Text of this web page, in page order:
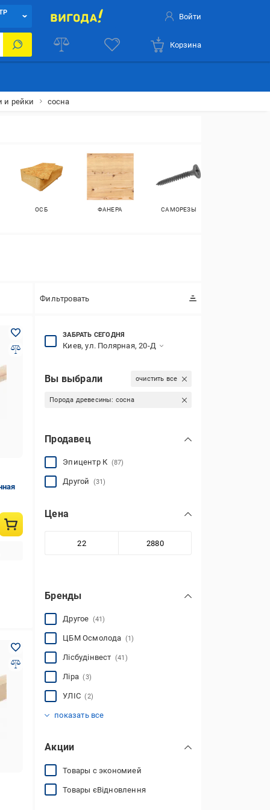
Войти
Корзина
и рейки сосна
ОСБ ФАНЕРА САМОРЕЗЫ
Фильтровать
ЗАБРАТЬ СЕГОДНЯ
Киев, ул. Полярная, 20-Д
Вы выбрали очистить все
Порода древесины: сосна
Продавец
Эпицентр К (87)
Другой (31)
Цена
Бренды
Другое (41)
ЦБМ Осмолода (1)
Лісбудінвест (41)
Ліра(3)
УЛІС(2)
показать все
Акции
Товары с экономией
Товары єВідновлення